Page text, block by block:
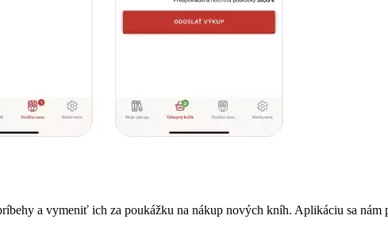
a vymeniť ich za poukážku na nákup nových kníh. Aplikáciu sa